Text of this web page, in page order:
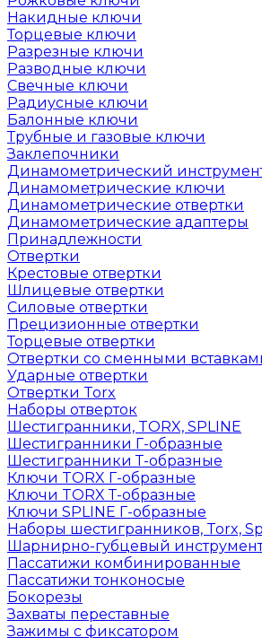
Накидные ключи
Торцевые ключи
Разрезные ключи
Разводные ключи
Свечные ключи
Радиусные ключи
Балонные ключи
Трубные и газовые ключи
Заклепочники
Динамометрический
Динамометрические ключи
Динамометрические отвертки
Динамометрические адаптеры
Принадлежности
Отвертки
Крестовые отвертки
Шлицевые отвертки
Силовые отвертки
Прецизионные отвертки
Торцевые отвертки
Отвертки со сменными
Ударные отвертки
Отвертки Torx
Наборы отверток
Шестигранники, TORX, SPLINE
Шестигранники Г-образные
Шестигранники Т-образные
Ключи TORX Г-образные
Ключи TORX Т-образные
Ключи SPLINE Г-образные
Наборы шестигранников, Torx,
Шарнирно-губцевый
Пассатижи комбинированные
Пассатижи тонконосые
Бокорезы
Захваты переставные
Зажимы с фиксатором